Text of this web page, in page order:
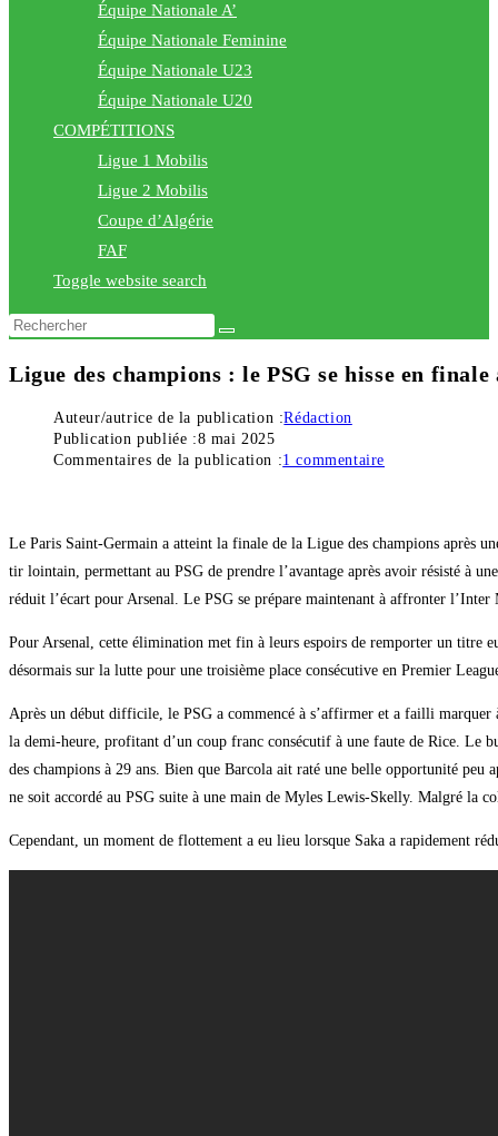
Équipe Nationale A’
Équipe Nationale Feminine
Équipe Nationale U23
Équipe Nationale U20
COMPÉTITIONS
Ligue 1 Mobilis
Ligue 2 Mobilis
Coupe d’Algérie
FAF
Toggle website search
Ligue des champions : le PSG se hisse en
Auteur/autrice de la publication :Rédaction
Publication publiée :8 mai 2025
Commentaires de la publication :1 commentaire
Le Paris Saint-Germain a atteint la finale de la Ligue des champions après
tir lointain, permettant au PSG de prendre l’avantage après avoir résisté à
réduit l’écart pour Arsenal. Le PSG se prépare maintenant à affronter
Pour Arsenal, cette élimination met fin à leurs espoirs de remporter un titre
désormais sur la lutte pour une troisième place consécutive en Premier
Après un début difficile, le PSG a commencé à s’affirmer et a failli marquer
la demi-heure, profitant d’un coup franc consécutif à une faute de Rice. Le
des champions à 29 ans. Bien que Barcola ait raté une belle opportunité peu
ne soit accordé au PSG suite à une main de Myles Lewis-Skelly. Malgré la
Cependant, un moment de flottement a eu lieu lorsque Saka a rapidement